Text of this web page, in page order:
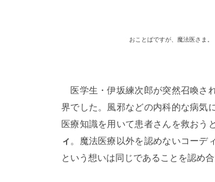
おことばですが、魔法医さま
医学生・伊坂練次郎が突然召喚さ
界でした。風邪などの内科的な病気
医療知識を用いて患者さんを救おう
ィ。魔法医療以外を認めないコーデ
という想いは同じであることを認め